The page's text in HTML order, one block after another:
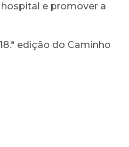
e promover a
edição do Caminho